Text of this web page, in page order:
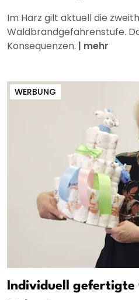
Im Harz gilt aktuell die
Waldbrandgefahrenstufe.
Konsequenzen. | mehr
WERBUNG
Individuell gefertigte